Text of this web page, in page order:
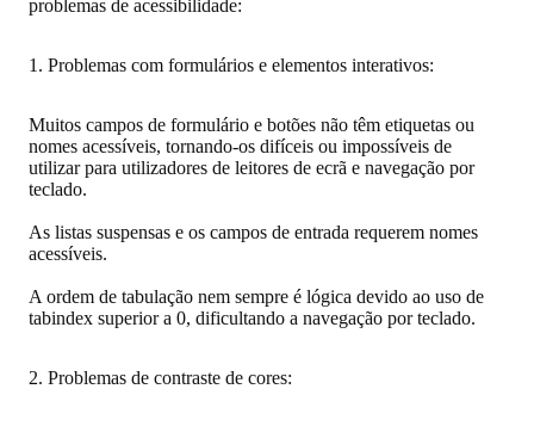
problemas de acessibilidade:
1. Problemas com formulários e elementos interativos:
Muitos campos de formulário e botões não têm etiquetas ou
nomes acessíveis, tornando-os difíceis ou impossíveis de
utilizar para utilizadores de leitores de ecrã e navegação por
teclado.
As listas suspensas e os campos de entrada requerem nomes
acessíveis.
A ordem de tabulação nem sempre é lógica devido ao uso de
tabindex superior a 0, dificultando a navegação por teclado.
2. Problemas de contraste de cores: